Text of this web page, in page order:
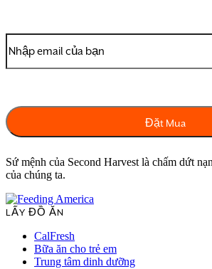
Sứ mệnh của Second Harvest là chấm dứt
của chúng ta.
LẤY ĐỒ ĂN
CalFresh
Bữa ăn cho trẻ em
Trung tâm dinh dưỡng